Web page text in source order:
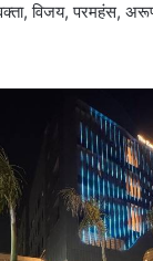
विजय, परमहंस,